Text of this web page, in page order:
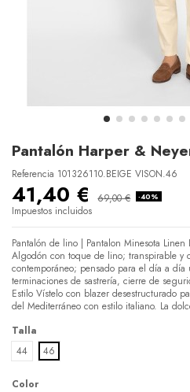
Pantalón Harper &
Referencia 101326110.BEIGE VISON.46
41,40 € 69,00 € -40%
Impuestos incluidos
Pantalón de lino | Pantalon Minesota
Algodón con toque de lino; transpirable y
contemporáneo; pensado para el día a
terminaciones de sastrería, cierre de
Estilo Vístelo con blazer desestructurado
del Mediterráneo con estilo italiano. La
Talla
44
46
Color